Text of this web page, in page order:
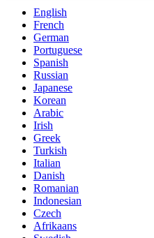
English
French
German
Portuguese
Spanish
Russian
Japanese
Korean
Arabic
Irish
Greek
Turkish
Italian
Danish
Romanian
Indonesian
Czech
Afrikaans